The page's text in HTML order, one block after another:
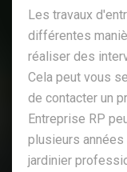
Les travaux
différentes
réaliser des
Cela peut vous
de contacter un
Entreprise RP
plusieurs
jardinier